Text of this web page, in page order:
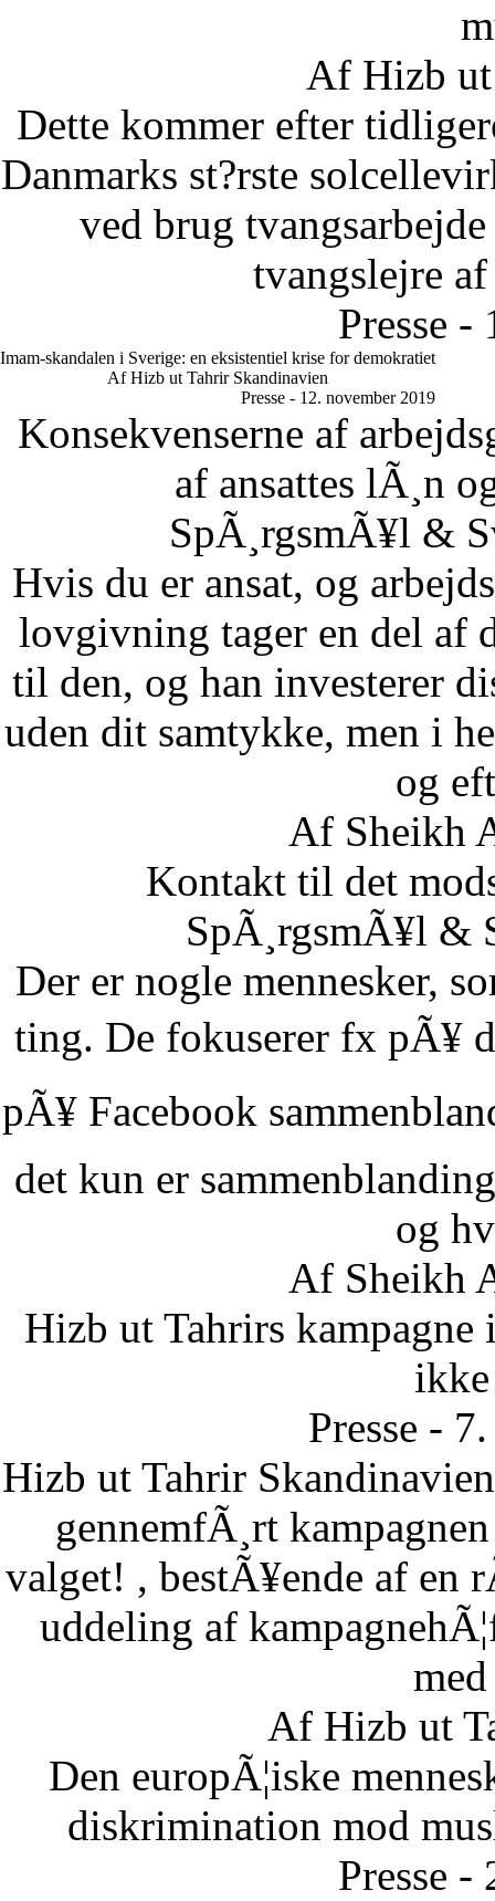
Af Hizb
Dette kommer efter
Danmarks st?rste
ved brug
tvangslejre
Presse -
Imam-skandalen i Sverige: en eksistentiel krise for demokratiet
Af Hizb ut Tahrir Skandinavien
Presse - 12. november 2019
Konsekvenserne af
af ansattes lÃ¸n
SpÃ¸rgsmÃ¥l &
Hvis du er ansat, og
lovgivning tager en del af
til den, og han investerer
uden dit samtykke, men i
og
Af Sheikh
Kontakt til det
SpÃ¸rgsmÃ¥l &
Der er nogle mennesker,
ting. De fokuserer fx pÃ¥
pÃ¥ Facebook
det kun er
og
Af Sheikh
Hizb ut Tahrirs
Presse -
Hizb ut Tahrir
gennemfÃ¸rt
valget! , bestÃ¥ende af en
uddeling af
Af Hizb ut
Den europÃ¦iske
diskrimination mod
Presse -